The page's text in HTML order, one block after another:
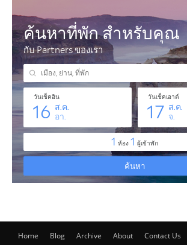
Home Blog Archive About Contact Us